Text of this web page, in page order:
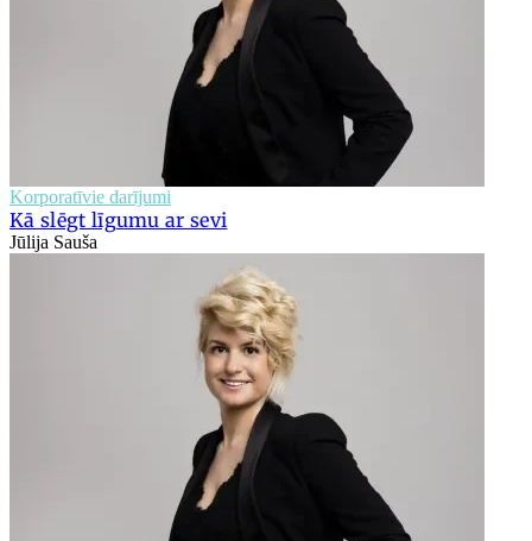
Korporatīvie darījumi
Kā slēgt līgumu ar sevi
Jūlija Sauša